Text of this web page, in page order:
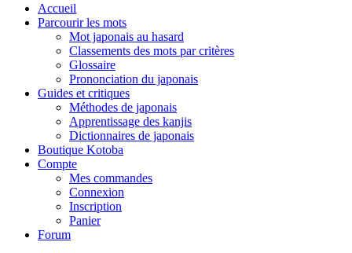
Accueil
Parcourir les mots
Mot japonais au hasard
Classements des mots par critères
Glossaire
Prononciation du japonais
Guides et critiques
Méthodes de japonais
Apprentissage des kanjis
Dictionnaires de japonais
Boutique Kotoba
Compte
Mes commandes
Connexion
Inscription
Panier
Forum